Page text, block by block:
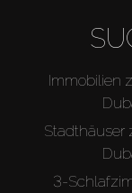
Immobilien
Stadthäuser
3-